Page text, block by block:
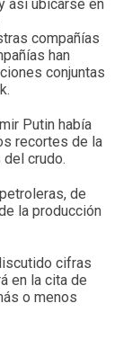
así ubicarse en
compañías
han
conjuntas
Putin había
recortes de la
crudo.
de
la producción
cifras
en la cita de
o menos